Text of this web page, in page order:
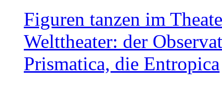
Figuren tanzen im
Welttheater: der
Prismatica, die Entropica